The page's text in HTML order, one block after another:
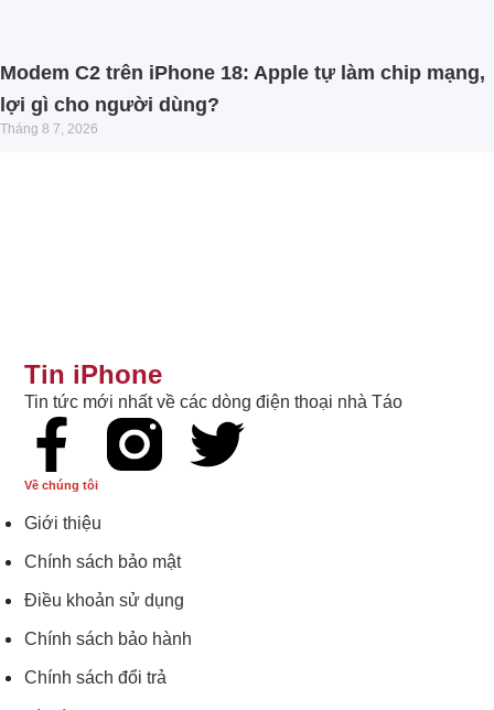
Modem C2 trên iPhone 18: Apple tự làm chip mạng,
lợi gì cho người dùng?
Tháng 8 7, 2026
Tin iPhone
Tin tức mới nhất về các dòng điện thoại nhà Táo
Về chúng tôi
Giới thiệu
Chính sách bảo mật
Điều khoản sử dụng
Chính sách bảo hành
Chính sách đổi trả